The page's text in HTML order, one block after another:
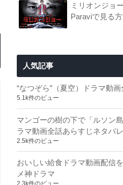
ミリオンジョ
Paraviで見る
人気記事
“なつぞら”（夏空）ドラマ動
5.1k件のビュー
マンゴーの樹の下で「ルソン
ラマ動画全話あらすじネタバレ
2.5k件のビュー
おいしい給食ドラマ動画配信
メ神ドラマ
2.3k件のビュー